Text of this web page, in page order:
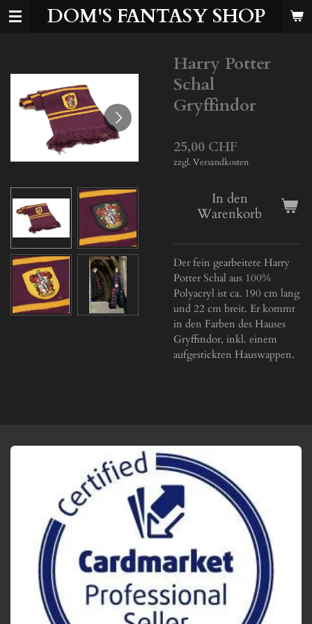
Zum
DOM'S FANTASY SHOP
Harry Potter
Schal
Gryffindor
25,00 CHF
zzgl. Versandkosten
In den
Warenkorb
Der fein gearbeitete Harry
Potter Schal aus 100%
Polyacryl ist ca. 190 cm lang
und 22 cm breit. Er kommt
in den Farben des Hauses
Gryffindor, inkl. einem
aufgestickten Hauswappen.